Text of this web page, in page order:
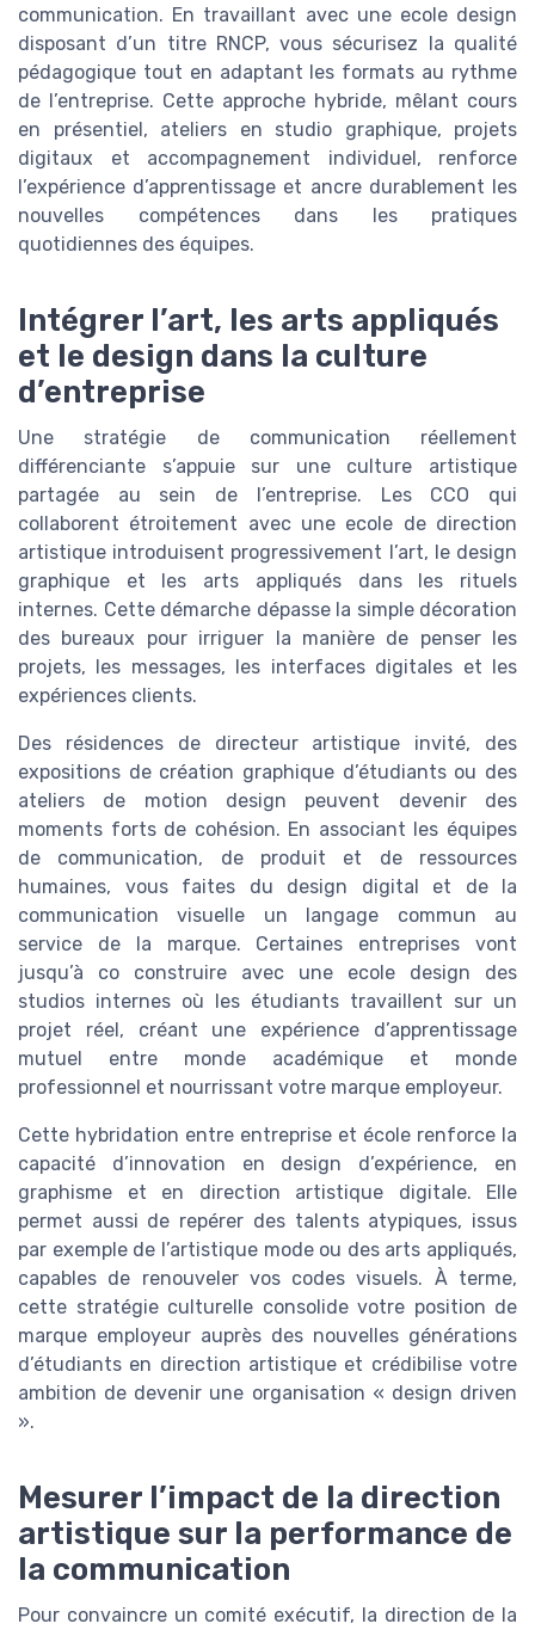
communication. En travaillant avec une ecole design
disposant d’un titre RNCP, vous sécurisez la qualité
pédagogique tout en adaptant les formats au rythme
de l’entreprise. Cette approche hybride, mêlant cours
en présentiel, ateliers en studio graphique, projets
digitaux et accompagnement individuel, renforce
l’expérience d’apprentissage et ancre durablement les
nouvelles compétences dans les pratiques
quotidiennes des équipes.
Intégrer l’art, les arts appliqués
et le design dans la culture
d’entreprise
Une stratégie de communication réellement
différenciante s’appuie sur une culture artistique
partagée au sein de l’entreprise. Les CCO qui
collaborent étroitement avec une ecole de direction
artistique introduisent progressivement l’art, le design
graphique et les arts appliqués dans les rituels
internes. Cette démarche dépasse la simple décoration
des bureaux pour irriguer la manière de penser les
projets, les messages, les interfaces digitales et les
expériences clients.
Des résidences de directeur artistique invité, des
expositions de création graphique d’étudiants ou des
ateliers de motion design peuvent devenir des
moments forts de cohésion. En associant les équipes
de communication, de produit et de ressources
humaines, vous faites du design digital et de la
communication visuelle un langage commun au
service de la marque. Certaines entreprises vont
jusqu’à co construire avec une ecole design des
studios internes où les étudiants travaillent sur un
projet réel, créant une expérience d’apprentissage
mutuel entre monde académique et monde
professionnel et nourrissant votre marque employeur.
Cette hybridation entre entreprise et école renforce la
capacité d’innovation en design d’expérience, en
graphisme et en direction artistique digitale. Elle
permet aussi de repérer des talents atypiques, issus
par exemple de l’artistique mode ou des arts appliqués,
capables de renouveler vos codes visuels. À terme,
cette stratégie culturelle consolide votre position de
marque employeur auprès des nouvelles générations
d’étudiants en direction artistique et crédibilise votre
ambition de devenir une organisation « design driven
».
Mesurer l’impact de la direction
artistique sur la performance de
la communication
Pour convaincre un comité exécutif, la direction de la